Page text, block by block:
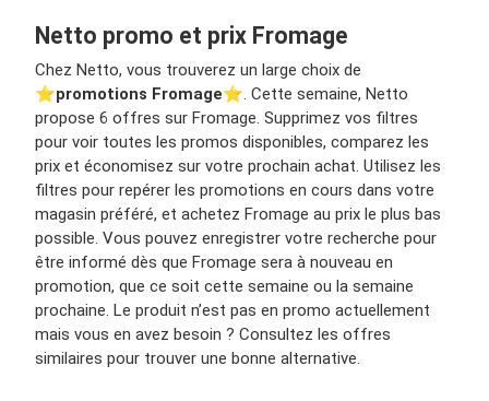
Netto promo et prix Fromage
Chez Netto, vous trouverez un large choix de
⭐️promotions Fromage⭐️. Cette semaine, Netto
propose 6 offres sur Fromage. Supprimez vos filtres
pour voir toutes les promos disponibles, comparez les
prix et économisez sur votre prochain achat. Utilisez les
filtres pour repérer les promotions en cours dans votre
magasin préféré, et achetez Fromage au prix le plus bas
possible. Vous pouvez enregistrer votre recherche pour
être informé dès que Fromage sera à nouveau en
promotion, que ce soit cette semaine ou la semaine
prochaine. Le produit n’est pas en promo actuellement
mais vous en avez besoin ? Consultez les offres
similaires pour trouver une bonne alternative.